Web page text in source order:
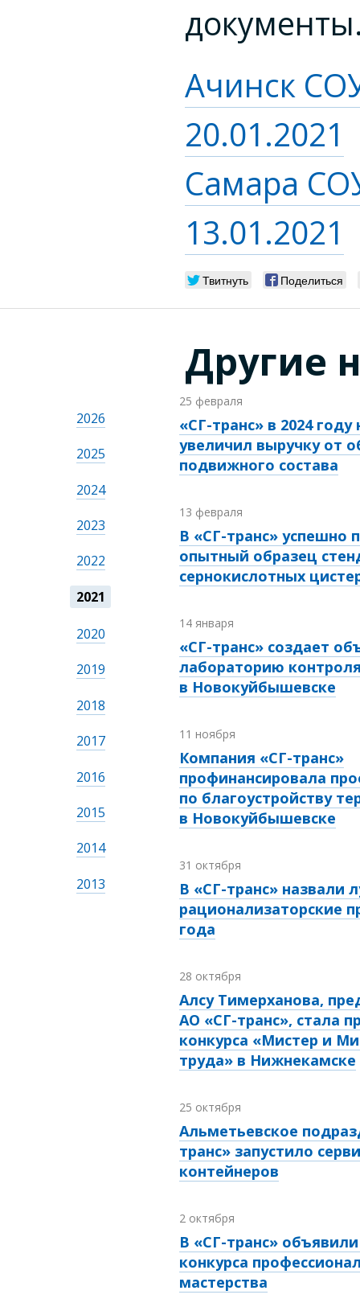
Ачинск
20.01.2021
Самара
13.01.2021
Твитнуть Поделиться
Другие
2026
2025
2024
2023
2022
2021
2020
2019
2018
2017
2016
2015
2014
2013
25 февраля
«СГ-транс» в 2024 году
увеличил выручку от
подвижного состава
13 февраля
В «СГ-транс» успешно
опытный образец
сернокислотных
14 января
«СГ-транс» создает
лабораторию
в Новокуйбышевске
11 ноября
Компания «СГ-транс»
профинансировала
по благоустройству
в Новокуйбышевске
31 октября
В «СГ-транс» назвали
рационализаторские
года
28 октября
Алсу Тимерханова,
АО «СГ-транс», стала
конкурса «Мистер и
труда» в Нижнекамске
25 октября
Альметьевское
транс» запустило
контейнеров
2 октября
В «СГ-транс»
конкурса
мастерства